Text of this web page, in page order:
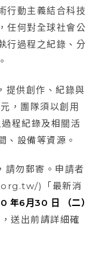
行動主義結合科技
任何對全球社會公
行過程之紀錄、分
提供創作、紀錄與
，團隊須以創用
程紀錄及相關活
、設備等資源。
勿郵寄。申請者
)「最新消
年6月30 日 （二）
送出前請詳細確